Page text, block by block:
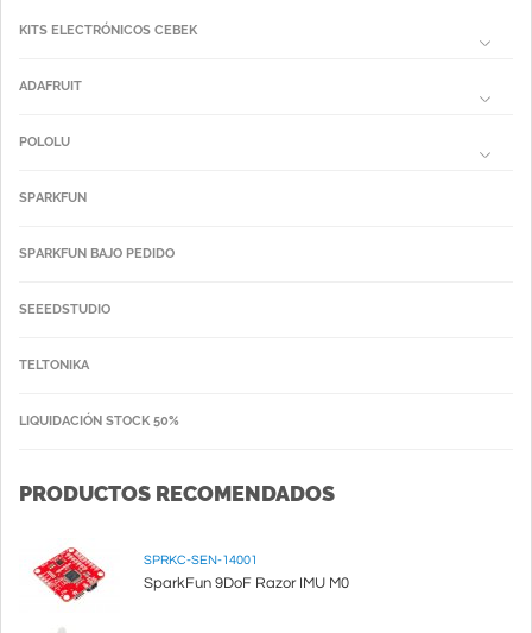
KITS ELECTRÓNICOS CEBEK
ADAFRUIT
POLOLU
SPARKFUN
SPARKFUN BAJO PEDIDO
SEEEDSTUDIO
TELTONIKA
LIQUIDACIÓN STOCK 50%
PRODUCTOS RECOMENDADOS
SPRKC-SEN-14001
SparkFun 9DoF Razor IMU M0